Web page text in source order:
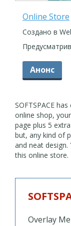
Online Store
Создано в
Анонс
SOFTSPACE
online shop,
page plus 5
but, any kind of
and neat
this online store.
Overlay